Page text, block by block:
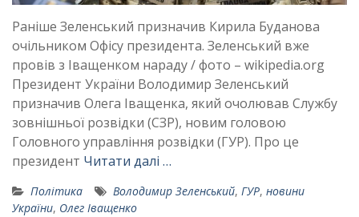
Раніше Зеленський призначив Кирила Буданова
очільником Офісу президента. Зеленський вже
провів з Іващенком нараду / фото – wikipedia.org
Президент України Володимир Зеленський
призначив Олега Іващенка, який очолював Службу
зовнішньої розвідки (СЗР), новим головою
Головного управління розвідки (ГУР). Про це
президент Читати далі …
Політика Володимир Зеленський, ГУР, новини
України, Олег Іващенко